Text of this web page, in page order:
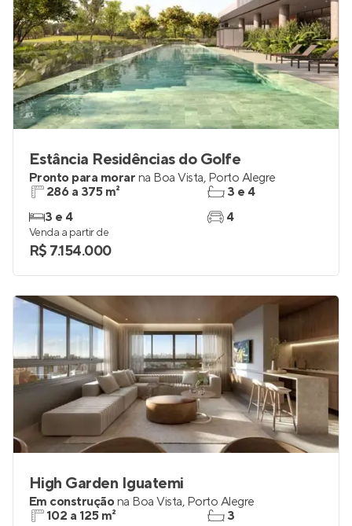
Estância Residências do Golfe
Pronto para morar na Boa Vista, Porto Alegre
286 a 375 m²
3 e 4
3 e 4
4
Venda a partir de
R$ 7.154.000
High Garden Iguatemi
Em construçãona Boa Vista, Porto Alegre
102 a 125 m²
3